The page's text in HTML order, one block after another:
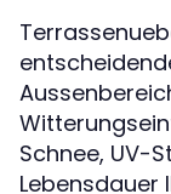
Schnee, UV-
Lebensdauer